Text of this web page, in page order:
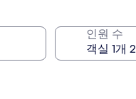
인원 수